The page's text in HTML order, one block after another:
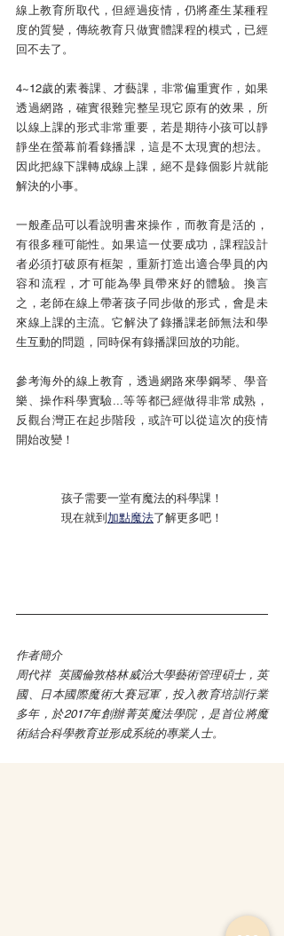
線上教育所取代，但經過疫情，仍將產生某種程
度的質變，傳統教育只做實體課程的模式，已經
回不去了。
4~12歲的素養課、才藝課，非常偏重實作，如果
透過網路，確實很難完整呈現它原有的效果，所
以線上課的形式非常重要，若是期待小孩可以靜
靜坐在螢幕前看錄播課，這是不太現實的想法。
因此把線下課轉成線上課，絕不是錄個影片就能
解決的小事。
一般產品可以看說明書來操作，而教育是活的，
有很多種可能性。如果這一仗要成功，課程設計
者必須打破原有框架，重新打造出適合學員的內
容和流程，才可能為學員帶來好的體驗。換言
之，老師在線上帶著孩子同步做的形式，會是未
來線上課的主流。它解決了錄播課老師無法和學
生互動的問題，同時保有錄播課回放的功能。
參考海外的線上教育，透過網路來學鋼琴、學音
樂、操作科學實驗...等等都已經做得非常成熟，
反觀台灣正在起步階段，或許可以從這次的疫情
開始改變！
孩子需要一堂有魔法的科學課！
現在就到 加點魔法了解更多吧！
作者簡介
周代祥  英國倫敦格林威治大學藝術管理碩士，英
國、日本國際魔術大賽冠軍，投入教育培訓行業
多年，於2017年創辦菁英魔法學院，是首位將魔
術結合科學教育並形成系統的專業人士。